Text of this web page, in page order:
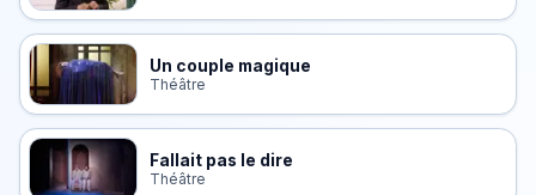
Un couple magique
Théâtre
Fallait pas le dire
Théâtre